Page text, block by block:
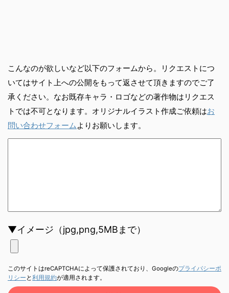
こんなのが欲しいなど以下のフォームから。リクエストにつ
いてはサイト上への公開をもって返させて頂きますのでご了
承ください。なお既存キャラ・ロゴなどの著作物はリクエス
トでは不可となります。オリジナルイラスト作成ご依頼はお
問い合わせフォーム よりお願いします。
▼イメージ（jpg,png,5MBまで）
このサイトはreCAPTCHAによって保護されており、Googleのプライバシーポ
リシー と利用規約が適用されます。